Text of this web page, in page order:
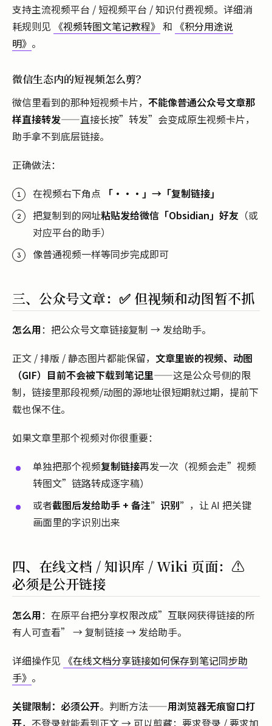
支持主流视频平台 / 短视频平台 / 知识付费视频。详细消
耗规则见 《视频转图文笔记教程》 和 《积分用途说
明》 。
微信生态内的短视频怎么剪？
微信里看到的那种短视频卡片， 不能像普通公众号文章那
样直接转发——直接长按”转发”会变成原生视频卡片，
助手拿不到底层链接。
正确做法：
在视频右下角点
「···」→「复制链接」
把复制到的网址粘贴发给微信「Obsidian」好友 （或
对应平台的助手）
像普通视频一样等同步完成即可
三、公众号文章：✅ 但视频和动图暂不抓
怎么用：把公众号文章链接复制 → 发给助手。
正文 / 排版 / 静态图片都能保留， 文章里嵌的视频、动图
（GIF）目前不会被下载到笔记里——这是公众号侧的限
制，链接里那段视频/动图的源地址很短期就过期，提前下
载也保不住。
如果文章里那个视频对你很重要：
单独把那个视频复制链接再发一次（视频会走”视频
转图文”链路转成逐字稿）
或者截图后发给助手 + 备注”识别” ，让 AI 把关键
画面里的字识别出来
四、在线文档 / 知识库 / Wiki 页面：⚠️
必须是公开链接
怎么用：在原平台把分享权限改成”互联网获得链接的所
有人可查看” → 复制链接 → 发给助手。
详细操作见 《在线文档分享链接如何保存到笔记同步助
手》 。
关键限制：必须公开。判断方法——用浏览器无痕窗口打
开，不登录就能看到正文 → 可以剪藏；要求登录 / 要求加